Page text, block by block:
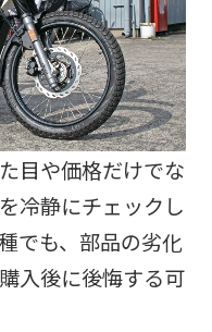
目や価格だけでな
冷静にチェックし
でも、部品の劣化
入後に後悔する可